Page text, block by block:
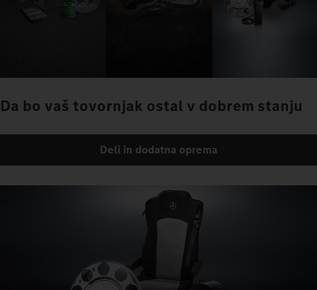
Da bo vaš tovornjak ostal v dobrem stanju
Deli in dodatna oprema